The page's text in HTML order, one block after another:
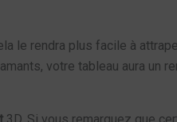
le rendra plus facile à
votre tableau aura un